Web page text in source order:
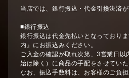
当店では、銀行振込・代金引換決済が
■銀行振込
銀行振込は代金先払いとなっており
内』にお振込みください。
ご入金の確認が取れ次第、3営業日以
始は除く）に商品の手配をさせていた
なお、振込手数料は、お客様のご負担